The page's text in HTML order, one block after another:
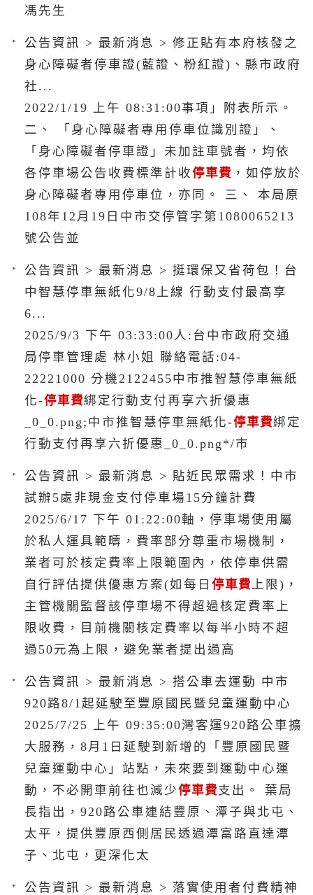
馮先生
公告資訊 > 最新消息 > 修正貼有本府核發之
身心障礙者停車證(藍證、粉紅證)、縣市政府
社...
2022/1/19 上午 08:31:00事項」附表所示。
二、 「身心障礙者專用停車位識別證」、
「身心障礙者停車證」未加註車號者，均依
各停車場公告收費標準計收停車費 ，如停放於
身心障礙者專用停車位，亦同。 三、 本局原
108年12月19日中市交停管字第1080065213
號公告並
公告資訊 > 最新消息 > 挺環保又省荷包！台
中智慧停車無紙化9/8上線 行動支付最高享
6...
2025/9/3 下午 03:33:00人:台中市政府交通
局停車管理處 林小姐 聯絡電話:04-
22221000 分機2122455中市推智慧停車無紙
化-停車費綁定行動支付再享六折優惠
_0_0.png;中市推智慧停車無紙化-停車費綁定
行動支付再享六折優惠_0_0.png*/市
公告資訊 > 最新消息 > 貼近民眾需求！中市
試辦5處非現金支付停車場15分鐘計費
2025/6/17 下午 01:22:00軸，停車場使用屬
於私人運具範疇，費率部分尊重市場機制，
業者可於核定費率上限範圍內，依停車供需
自行評估提供優惠方案(如每日 停車費 上限)，
主管機關監督該停車場不得超過核定費率上
限收費，目前機關核定費率以每半小時不超
過50元為上限，避免業者提出過高
公告資訊 > 最新消息 > 搭公車去運動 中市
920路8/1起延駛至豐原國民暨兒童運動中心
2025/7/25 上午 09:35:00灣客運920路公車擴
大服務，8月1日延駛到新增的「豐原國民暨
兒童運動中心」站點，未來要到運動中心運
動，不必開車前往也減少停車費支出。 葉局
長指出，920路公車連結豐原、潭子與北屯、
太平，提供豐原西側居民透過潭富路直達潭
子、北屯，更深化太
公告資訊 > 最新消息 > 落實使用者付費精神